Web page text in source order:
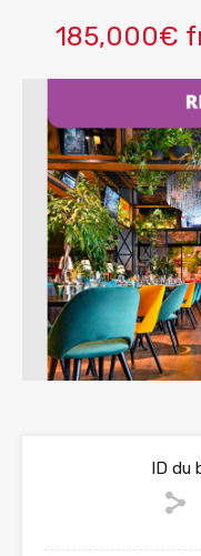
185,000€
ID du